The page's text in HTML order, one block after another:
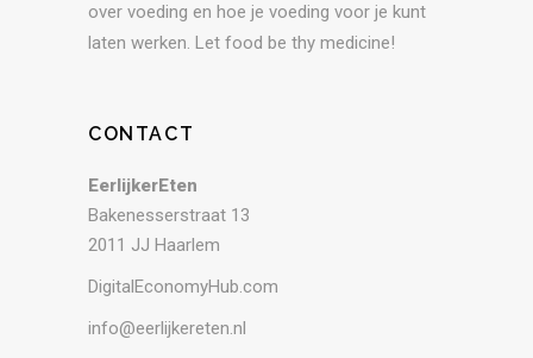
over voeding en hoe je voeding voor je kunt
laten werken. Let food be thy medicine!
CONTACT
EerlijkerEten
Bakenesserstraat 13
2011 JJ Haarlem
DigitalEconomyHub.com
info@eerlijkereten.nl